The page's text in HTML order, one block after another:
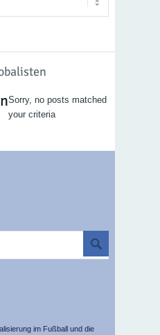
Sorry, no posts matched
your criteria
im Fußball und die